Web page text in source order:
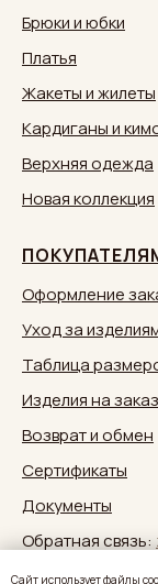
Caйт иcпoльзуeт фaйлы
Брюки и юбки
Платья
Жакеты и жилеты
Кардиганы и
Верхняя одежда
Новая коллекция
Оформление
Уход за
Таблица
Изделия на заказ
Возврат и обмен
Сертификаты
Документы
Обратная связь: